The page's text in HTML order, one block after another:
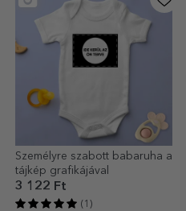
Személyre szabott babaruha a
tájkép grafikájával
3 122 Ft
(1)